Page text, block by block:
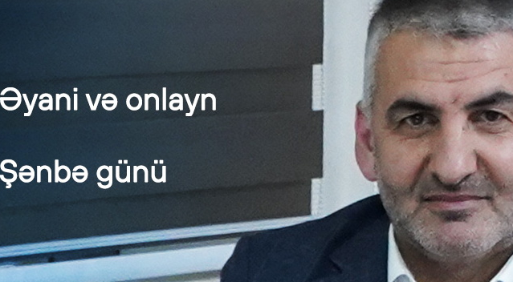
Nəzəri biliklərinin təcrübə dövründə tətbiqini bacarmalı;
Kompüter və ingilis dili bilikləri;
Müraciətlər aşağıdakı istiqamətlər üzrə müvafiq təcrübə sahəsini seçməlidirlər:
Hüquq
Sığorta fəaliyyətinə nəzarət
Kapital bazarına nəzarət
Ödəniş sistemlərinə nəzarət